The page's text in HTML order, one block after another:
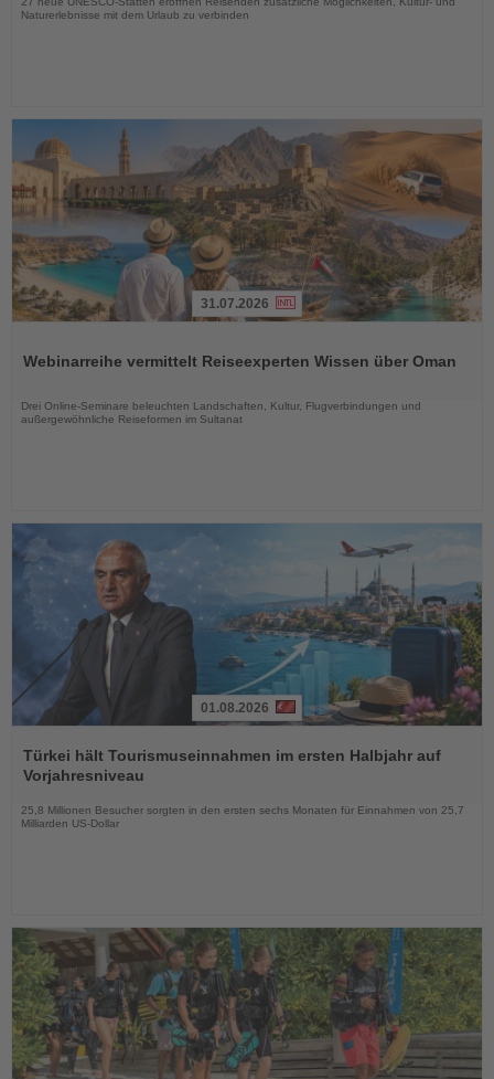
Naturerlebnisse mit dem Urlaub zu verbinden
die
31.07.2026
Webinarreihe vermittelt Reiseexperten Wissen über Oman
Drei Online-Seminare beleuchten Landschaften, Kultur, Flugverbindungen und
außergewöhnliche Reiseformen im Sultanat
Sie
die
Nachrichten
01.08.2026
Türkei hält Tourismuseinnahmen im ersten Halbjahr auf
Vorjahresniveau
25,8 Millionen Besucher sorgten in den ersten sechs Monaten für Einnahmen von 25,7
Milliarden US-Dollar